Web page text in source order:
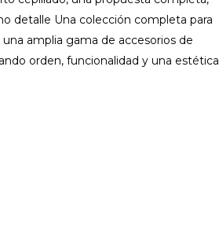
detalle Una colección completa para
amplia gama de accesorios de
orden, funcionalidad y una estética